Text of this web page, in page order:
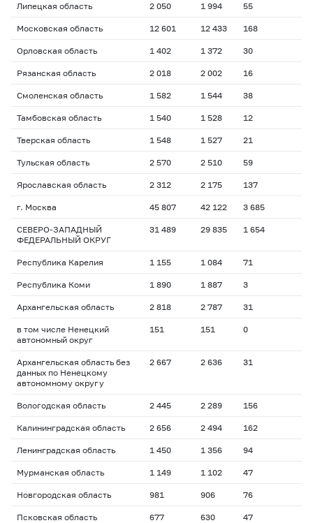
Липецкая область 2 050 1 994 55
Московская область 12 601 12 433 168
Орловская область 1 402 1 372 30
Рязанская область 2 018 2 002 16
Смоленская область 1 582 1 544 38
Тамбовская область 1 540 1 528 12
Тверская область 1 548 1 527 21
Тульская область 2 570 2 510 59
Ярославская область 2 312 2 175 137
г. Москва 45 807 42 122 3 685
СЕВЕРО-ЗАПАДНЫЙ
ФЕДЕРАЛЬНЫЙ ОКРУГ
31 489 29 835 1 654
Республика Карелия 1 155 1 084 71
Республика Коми 1 890 1 887 3
Архангельская область 2 818 2 787 31
в том числе Ненецкий
автономный округ
151 151 0
Архангельская область без
данных по Ненецкому
автономному округу
2 667 2 636 31
Вологодская область 2 445 2 289 156
Калининградская область 2 656 2 494 162
Ленинградская область 1 450 1 356 94
Мурманская область 1 149 1 102 47
Новгородская область 981 906 76
Псковская область 677 630 47